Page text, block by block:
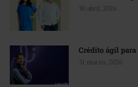
30 abril, 2026
Crédito ágil para
31 marzo, 2026